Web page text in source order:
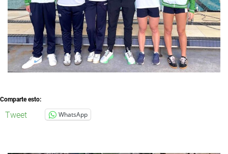
Comparte esto:
Tweet WhatsApp